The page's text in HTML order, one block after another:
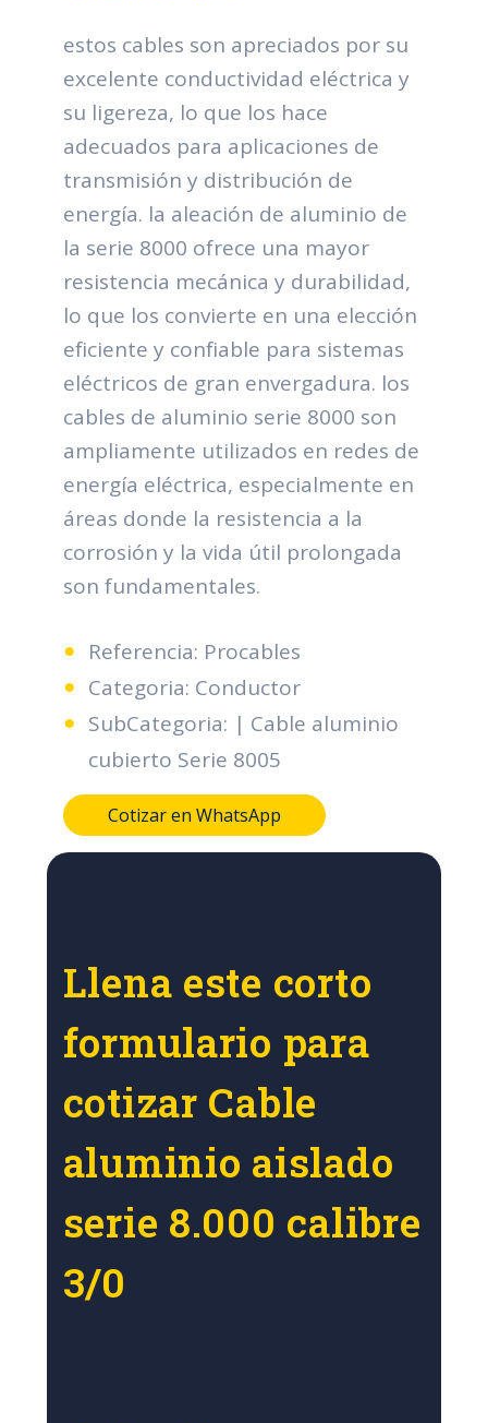
estos cables son apreciados por su
excelente conductividad eléctrica y
su ligereza, lo que los hace
adecuados para aplicaciones de
transmisión y distribución de
energía. la aleación de aluminio de
la serie 8000 ofrece una mayor
resistencia mecánica y durabilidad,
lo que los convierte en una elección
eficiente y confiable para sistemas
eléctricos de gran envergadura. los
cables de aluminio serie 8000 son
ampliamente utilizados en redes de
energía eléctrica, especialmente en
áreas donde la resistencia a la
corrosión y la vida útil prolongada
son fundamentales.
Referencia: Procables
Categoria: Conductor
SubCategoria: | Cable aluminio
cubierto Serie 8005
Cotizar en WhatsApp
Llena este corto
formulario para
cotizar Cable
aluminio aislado
serie 8.000 calibre
3/0